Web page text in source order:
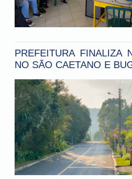
PREFEITURA FINALIZA
NO SÃO CAETANO E